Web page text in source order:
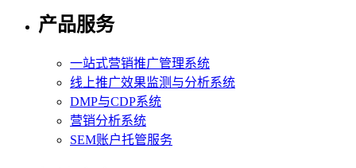
产品服务
一站式营销推广管理系统
线上推广效果监测与分析系统
DMP与CDP系统
营销分析系统
SEM账户托管服务